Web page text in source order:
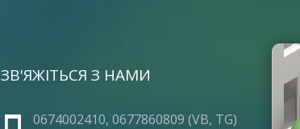
ЗВ'ЯЖІТЬСЯ З НАМИ
0674002410, 0677860809 (VB, TG)